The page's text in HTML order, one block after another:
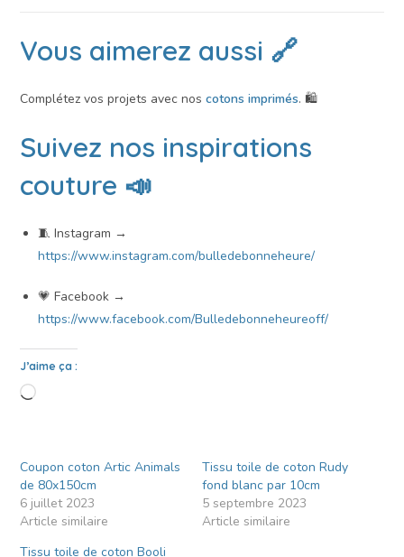
Vous aimerez aussi 🔗
Complétez vos projets avec noscotons imprimés. 🛍️
Suivez nos inspirations
couture 📣
🧵 Instagram →
https://www.instagram.com/bulledebonneheure/
💗 Facebook →
https://www.facebook.com/Bulledebonneheureoff/
J’aime ça :
Coupon coton Artic Animals
de 80x150cm
6 juillet 2023
Article similaire
Tissu toile de coton Rudy
fond blanc par 10cm
5 septembre 2023
Article similaire
Tissu toile de coton Booli